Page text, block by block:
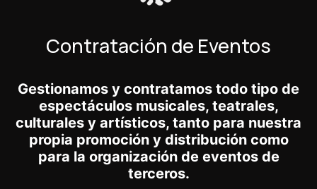
Contratación de Eventos
Gestionamos y contratamos todo tipo de
espectáculos musicales, teatrales,
culturales y artísticos, tanto para nuestra
propia promoción y distribución como
para la organización de eventos de
terceros.